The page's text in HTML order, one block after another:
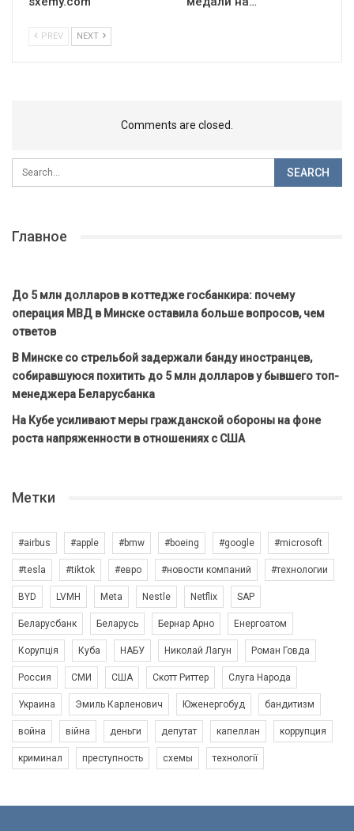
PREV NEXT
Comments are closed.
Главное
До 5 млн долларов в коттедже госбанкира: почему
операция МВД в Минске оставила больше вопросов, чем
ответов
В Минске со стрельбой задержали банду иностранцев,
собиравшуюся похитить до 5 млн долларов у бывшего топ-
менеджера Беларусбанка
На Кубе усиливают меры гражданской обороны на фоне
роста напряженности в отношениях с США
Метки
#airbus #apple #bmw #boeing #google #microsoft
#tesla #tiktok #евро #новости компаний #технологии
BYD LVMH Meta Nestle Netflix SAP
Беларусбанк Беларусь Бернар Арно Енергоатом
Корупція Куба НАБУ Николай Лагун Роман Говда
Россия СМИ США Скотт Риттер Слуга Народа
Украина Эмиль Карленович Юженергобуд бандитизм
война війна деньги депутат капеллан коррупция
криминал преступность схемы технології